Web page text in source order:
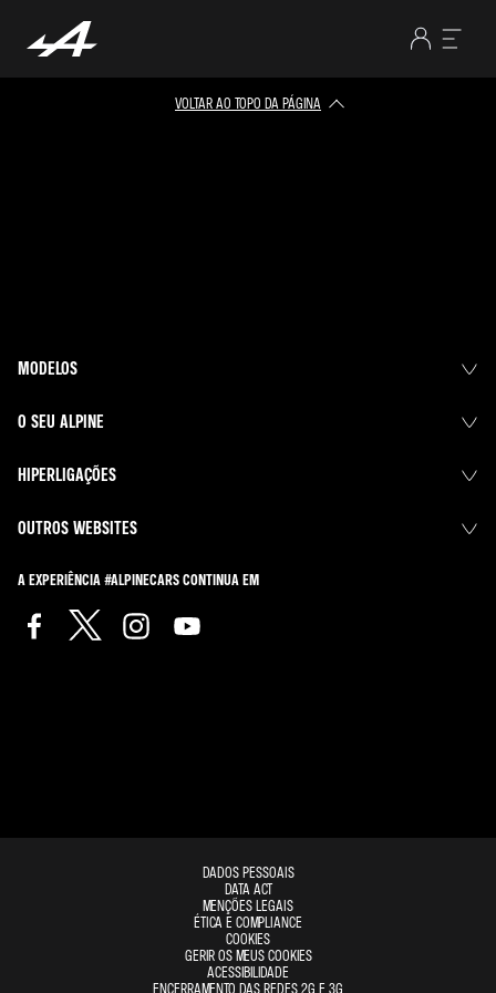
VOLTAR AO TOPO DA PÁGINA
MODELOS
O SEU ALPINE
HIPERLIGAÇÕES
OUTROS WEBSITES
A EXPERIÊNCIA #ALPINECARS CONTINUA EM
DADOS PESSOAIS
DATA ACT
MENÇÕES LEGAIS
ÉTICA E COMPLIANCE
COOKIES
GERIR OS MEUS COOKIES
ACESSIBILIDADE
ENCERRAMENTO DAS REDES 2G E 3G